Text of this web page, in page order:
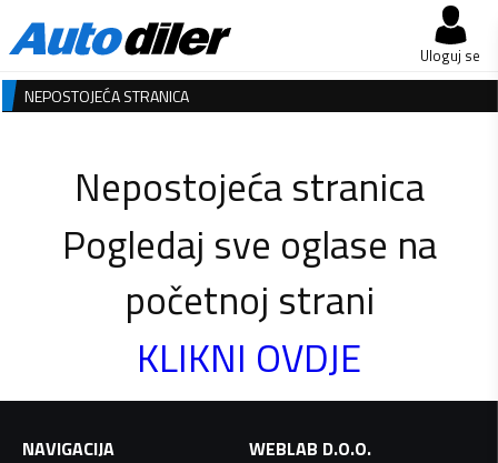
Uloguj se
NEPOSTOJEĆA STRANICA
Nepostojeća stranica
Pogledaj sve oglase na
početnoj strani
KLIKNI OVDJE
NAVIGACIJA
WEBLAB D.O.O.